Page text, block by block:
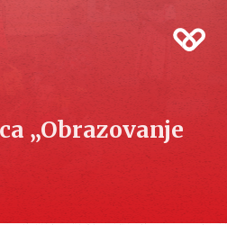
„Obrazovanje